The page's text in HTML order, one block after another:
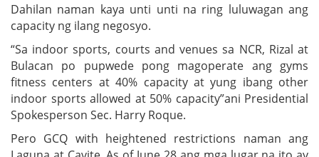
Dahilan naman kaya unti unti na ring luluwagan ang
capacity ng ilang negosyo.
“Sa indoor sports, courts and venues sa NCR, Rizal at
Bulacan po pupwede pong magoperate ang gyms
fitness centers at 40% capacity at yung ibang other
indoor sports allowed at 50% capacity”ani Presidential
Spokesperson Sec. Harry Roque.
Pero GCQ with heightened restrictions naman ang